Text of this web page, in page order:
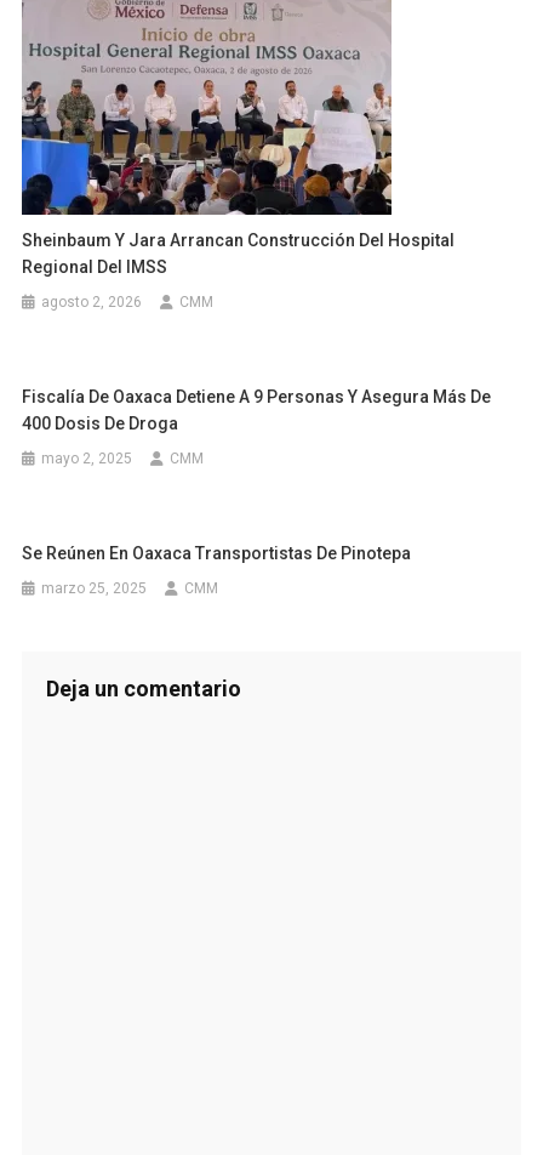
Sheinbaum Y Jara Arrancan Construcción Del Hospital
Regional Del IMSS
agosto 2, 2026 CMM
Fiscalía De Oaxaca Detiene A 9 Personas Y Asegura Más De
400 Dosis De Droga
mayo 2, 2025 CMM
Se Reúnen En Oaxaca Transportistas De Pinotepa
marzo 25, 2025 CMM
Deja un comentario